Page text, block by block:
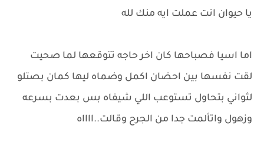
يا حيوان انت عملت ايه منك لله
اما اسيا فصباحها كان اخر حاجه تتوقعها لما صحيت
لقت نفسها بين احضان اكمل وضماه ليها كمان بصتلو
لثواني بتحاول تستوعب اللي شيفاه بس بعدت بسرعه
وزهول واتألمت جدا من الجرح وقالت..ااااه